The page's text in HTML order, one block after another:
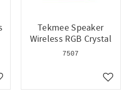
till i favoriter
Tekmee Speaker
Wireless RGB Crystal
7507
Lägg